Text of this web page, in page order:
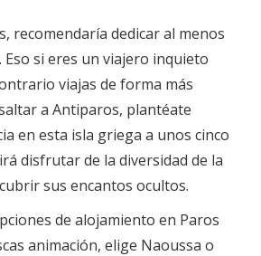
recomendaría dedicar al menos
Eso si eres un viajero inquieto
viajas de forma más
a Antiparos, plantéate
en esta isla griega a unos cinco
disfrutar de la diversidad de la
sus encantos ocultos.
de alojamiento en Paros
animación, elige Naoussa o